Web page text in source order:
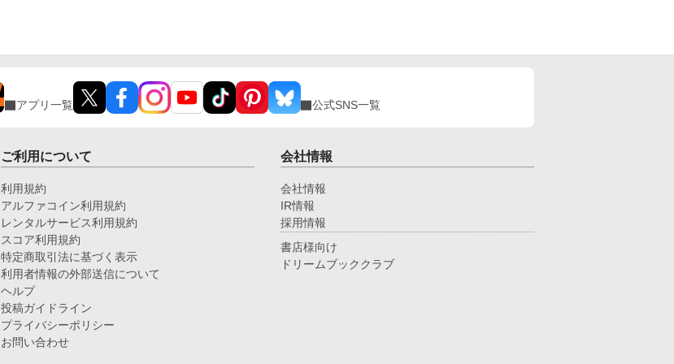
アプリ一覧 公式SNS一覧
ご利用について
利用規約
アルファコイン利用規約
レンタルサービス利用規約
スコア利用規約
特定商取引法に基づく表示
利用者情報の外部送信について
ヘルプ
投稿ガイドライン
プライバシーポリシー
お問い合わせ
会社情報
会社情報
IR情報
採用情報
書店様向け
ドリームブッククラブ